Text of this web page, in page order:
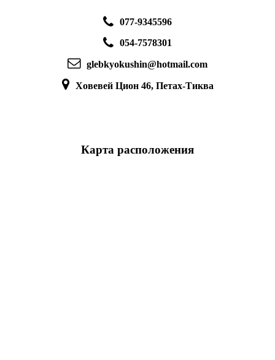
077-9345596
054-7578301
glebkyokushin@hotmail.com
Ховевей Цион 46, Петах-Тиква
Карта расположения